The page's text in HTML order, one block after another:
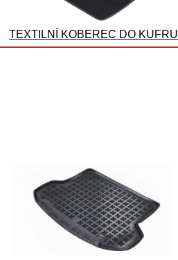
TEXTILNÍ KOBEREC DO KUFRU